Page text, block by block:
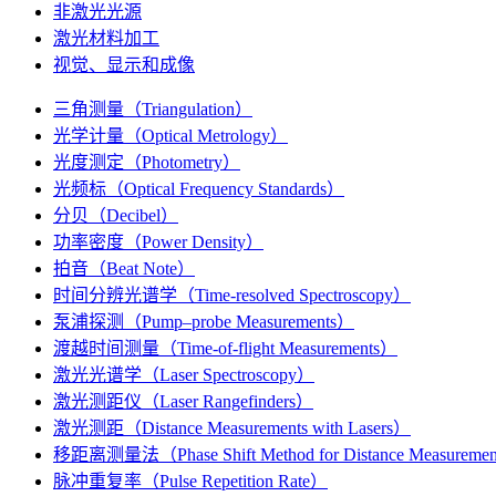
非激光光源
激光材料加工
视觉、显示和成像
三角测量（Triangulation）
光学计量（Optical Metrology）
光度测定（Photometry）
光频标（Optical Frequency Standards）
分贝（Decibel）
功率密度（Power Density）
拍音（Beat Note）
时间分辨光谱学（Time-resolved Spectroscopy）
泵浦探测（Pump–probe Measurements）
渡越时间测量（Time-of-flight Measurements）
激光光谱学（Laser Spectroscopy）
激光测距仪（Laser Rangefinders）
激光测距（Distance Measurements with Lasers）
移距离测量法（Phase Shift Method for Distance
脉冲重复率（Pulse Repetition Rate）